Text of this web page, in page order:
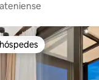
mais apreciados